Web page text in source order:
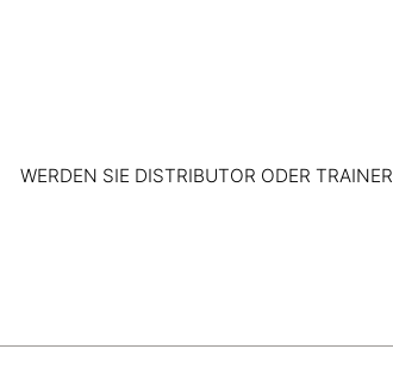
WERDEN SIE DISTRIBUTOR ODER TRAINER